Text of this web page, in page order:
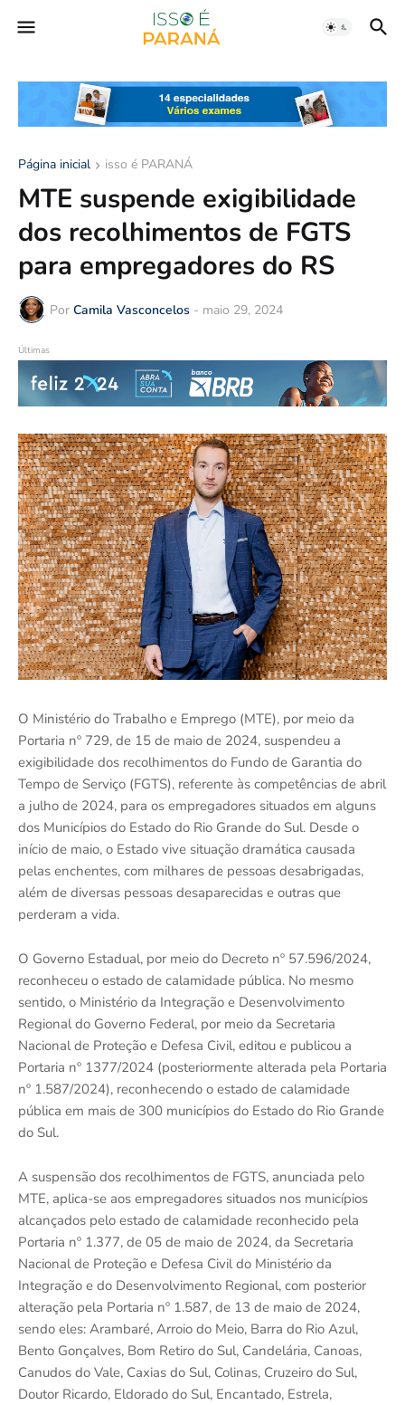
Página inicial isso é PARANÁ
MTE suspende exigibilidade
dos recolhimentos de FGTS
para empregadores do RS
Por Camila Vasconcelos - maio 29, 2024
Últimas
O Ministério do Trabalho e Emprego (MTE), por meio da
Portaria nº 729, de 15 de maio de 2024, suspendeu a
exigibilidade dos recolhimentos do Fundo de Garantia do
Tempo de Serviço (FGTS), referente às competências de abril
a julho de 2024, para os empregadores situados em alguns
dos Municípios do Estado do Rio Grande do Sul. Desde o
início de maio, o Estado vive situação dramática causada
pelas enchentes, com milhares de pessoas desabrigadas,
além de diversas pessoas desaparecidas e outras que
perderam a vida.
O Governo Estadual, por meio do Decreto nº 57.596/2024,
reconheceu o estado de calamidade pública. No mesmo
sentido, o Ministério da Integração e Desenvolvimento
Regional do Governo Federal, por meio da Secretaria
Nacional de Proteção e Defesa Civil, editou e publicou a
Portaria nº 1377/2024 (posteriormente alterada pela Portaria
nº 1.587/2024), reconhecendo o estado de calamidade
pública em mais de 300 municípios do Estado do Rio Grande
do Sul.
A suspensão dos recolhimentos de FGTS, anunciada pelo
MTE, aplica-se aos empregadores situados nos municípios
alcançados pelo estado de calamidade reconhecido pela
Portaria nº 1.377, de 05 de maio de 2024, da Secretaria
Nacional de Proteção e Defesa Civil do Ministério da
Integração e do Desenvolvimento Regional, com posterior
alteração pela Portaria nº 1.587, de 13 de maio de 2024,
sendo eles: Arambaré, Arroio do Meio, Barra do Rio Azul,
Bento Gonçalves, Bom Retiro do Sul, Candelária, Canoas,
Canudos do Vale, Caxias do Sul, Colinas, Cruzeiro do Sul,
Doutor Ricardo, Eldorado do Sul, Encantado, Estrela,